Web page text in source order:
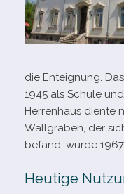
die Enteignung.
1945 als Schule
Herrenhaus diente
Wallgraben, der
befand, wurde
Heutige